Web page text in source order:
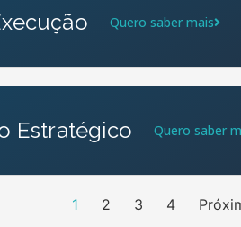
Quero saber mais
Estratégico Quero saber
1 2 3 4